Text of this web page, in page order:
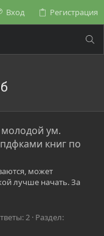
Вход Регистрация
ум.
книг по
может
лучше начать. За
2 Раздел: